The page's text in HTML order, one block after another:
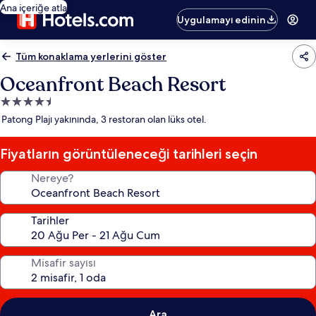
Ana içeriğe atla
Uygulamayı edinin
Tüm konaklama yerlerini göster
Oceanfront Beach Resort
4.5
yıldızlı
yeri
Patong Plajı yakınında, 3 restoran olan lüks otel.
Fiyatların görüntüleneceği tarihleri seçin
Nereye?
Tarihler
Misafir sayısı